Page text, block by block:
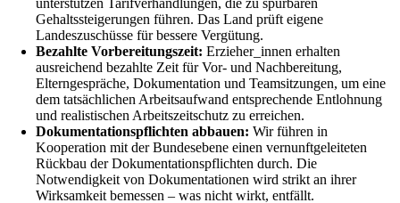
Gehaltssteigerungen führen. Das Land prüft eigene
Landeszuschüsse für bessere Vergütung.
Bezahlte Vorbereitungszeit: Erzieher_innen erhalten
ausreichend bezahlte Zeit für Vor- und Nachbereitung,
Elterngespräche, Dokumentation und Teamsitzungen, um eine
dem tatsächlichen Arbeitsaufwand entsprechende Entlohnung
und realistischen Arbeitszeitschutz zu erreichen.
Dokumentationspflichten abbauen: Wir führen in
Kooperation mit der Bundesebene einen vernunftgeleiteten
Rückbau der Dokumentationspflichten durch. Die
Notwendigkeit von Dokumentationen wird strikt an ihrer
Wirksamkeit bemessen – was nicht wirkt, entfällt.